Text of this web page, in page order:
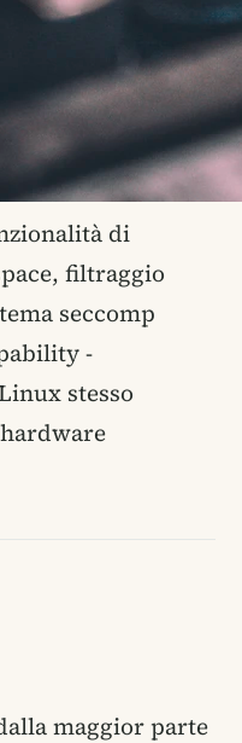
di
filtraggio
seccomp
-
stesso
maggior parte